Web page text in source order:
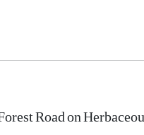
Road on